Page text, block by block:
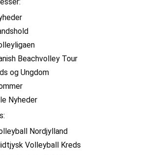
Beachvolley Tour
og Ungdom
Nyheder
Nordjylland
Volleyball Kreds